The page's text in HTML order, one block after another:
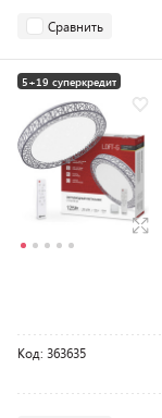
Сравнить
5+19 суперкредит
Разумная цена
Код: 363635